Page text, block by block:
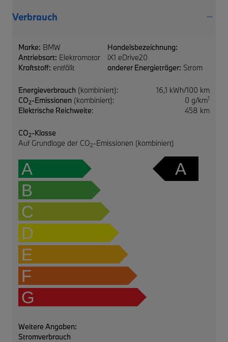
Verbrauch
Marke: BMW
Antriebsart: Elektromotor
Kraftstoff: entfällt
Handelsbezeichnung:
iX1 eDrive20
anderer Energieträger: Strom
Energieverbrauch (kombiniert):
16,1 kWh/100 km
CO2-Emissionen (kombiniert): 0 g/km1
Elektrische Reichweite: 458 km
CO2-Klasse
Auf Grundlage der CO2-Emissionen (kombiniert)
A
B
C
D
E
F
G
A
Weitere Angaben:
Stromverbrauch